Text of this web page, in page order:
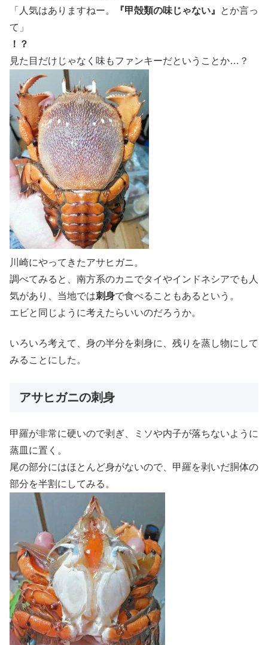
「人気はありますねー。
『甲殻類の味じゃない』
とか言っ
て」
！？
見た目だけじゃなく味もファンキーだということか…？
川崎にやってきたアサヒガニ。
調べてみると、南方系のカニでタイやインドネシアでも人
気があり、当地では刺身で食べることもあるという。
エビと同じように考えたらいいのだろうか。
いろいろ考えて、身の半分を刺身に、残りを蒸し物にして
みることにした。
アサヒガニの刺身
甲羅が非常に硬いので剥ぎ、ミソや内子が落ちないように
蒸皿に置く。
尾の部分にはほとんど身がないので、甲羅を剥いだ胴体の
部分を半割にしてみる。